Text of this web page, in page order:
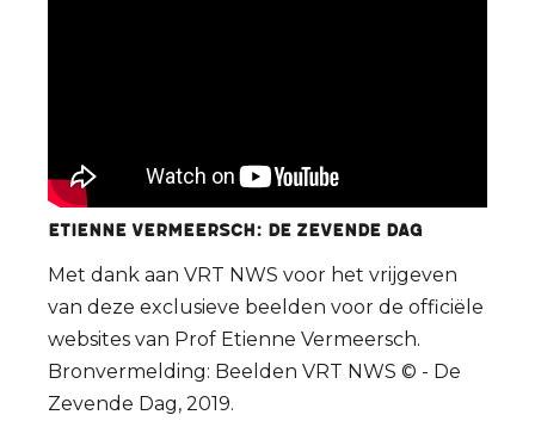
Etienne VERMEERSCH: De Zevende Dag
Met dank aan VRT NWS voor het vrijgeven
van deze exclusieve beelden voor de officiële
websites van Prof Etienne Vermeersch.
Bronvermelding: Beelden VRT NWS © - De
Zevende Dag, 2019.